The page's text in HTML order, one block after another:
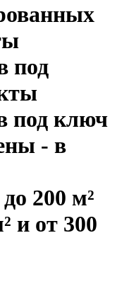
под
под ключ
- в
200 м²
и от 300